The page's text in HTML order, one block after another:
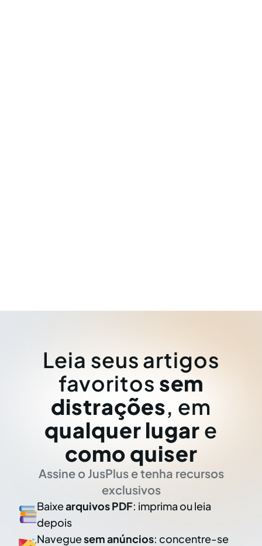
Leia seus artigos
favoritos sem
distrações, em
qualquer lugar e
como quiser
Assine o JusPlus e tenha recursos
exclusivos
Baixearquivos PDF: imprima ou leia
depois
Naveguesem anúncios: concentre-se